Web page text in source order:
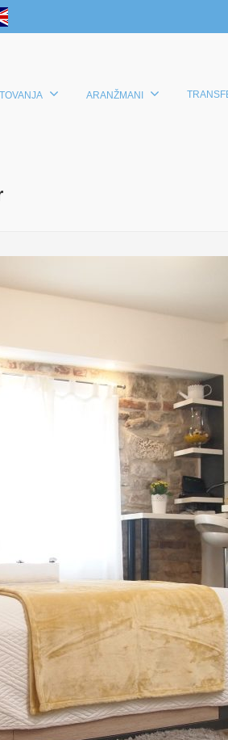
ARANŽMANI